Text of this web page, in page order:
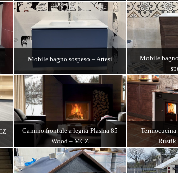
DETTAGLI
Mobile bagno sospeso – Artesi
Mobile
Camino frontale a legna Plasma 85
Wood – MCZ
Termocucina
Rustik